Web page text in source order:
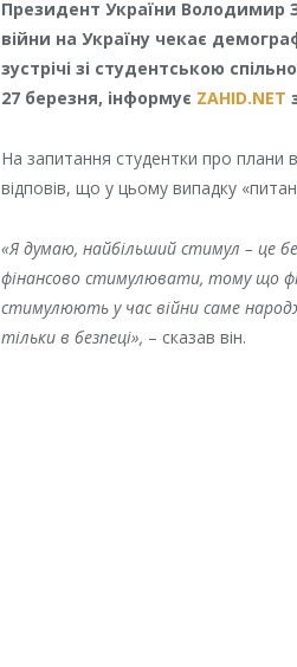
Президент України Володимир
війни на Україну чекає
зустрічі зі студентською
27 березня, інформує ZAHID.NET
На запитання студентки про плани
відповів, що у цьому випадку
«Я думаю, найбільший стимул – це
фінансово стимулювати, тому що
стимулюють у час війни саме
тільки в безпеці», – сказав він.